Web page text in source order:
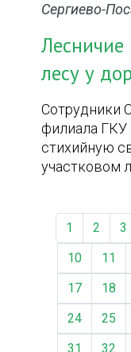
Сергиево-
Лесничие
лесу у
Сотрудники
филиала
стихийную
участковом
1 2 3
10
11
17
18
24
25
31
32